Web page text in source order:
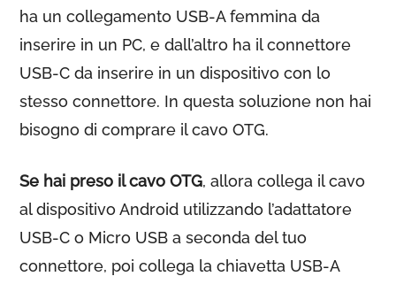
ha un collegamento USB-A femmina da
inserire in un PC, e dall’altro ha il connettore
USB-C da inserire in un dispositivo con lo
stesso connettore. In questa soluzione non hai
bisogno di comprare il cavo OTG.
Se hai preso il cavo OTG, allora collega il cavo
al dispositivo Android utilizzando l’adattatore
USB-C o Micro USB a seconda del tuo
connettore, poi collega la chiavetta USB-A